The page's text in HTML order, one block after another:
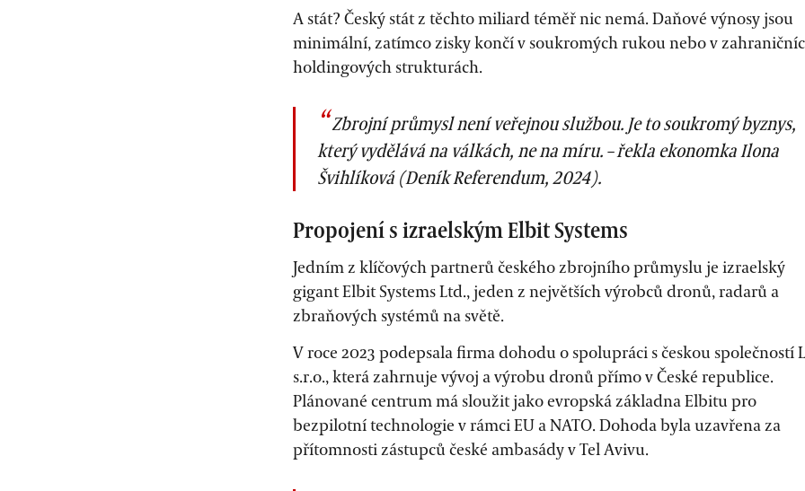
A stát? Český stát z těchto miliard téměř nic nemá. Daňové výnosy jsou
minimální, zatímco zisky končí v soukromých rukou nebo v
holdingových strukturách.
Zbrojní průmysl není veřejnou službou. Je to soukromý byznys,
který vydělává na válkách, ne na míru. – řekla ekonomka Ilona
Švihlíková (Deník Referendum, 2024).
Propojení s izraelským Elbit Systems
Jedním z klíčových partnerů českého zbrojního průmyslu je izraelský
gigant Elbit Systems Ltd., jeden z největších výrobců dronů, radarů a
zbraňových systémů na světě.
V roce 2023 podepsala firma dohodu o spolupráci s českou společností
s.r.o., která zahrnuje vývoj a výrobu dronů přímo v České republice.
Plánované centrum má sloužit jako evropská základna Elbitu pro
bezpilotní technologie v rámci EU a NATO. Dohoda byla uzavřena za
přítomnosti zástupců české ambasády v Tel Avivu.